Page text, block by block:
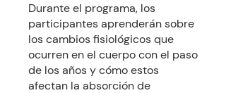
Durante el programa, los
participantes aprenderán sobre
los cambios fisiológicos que
ocurren en el cuerpo con el paso
de los años y cómo estos
afectan la absorción de